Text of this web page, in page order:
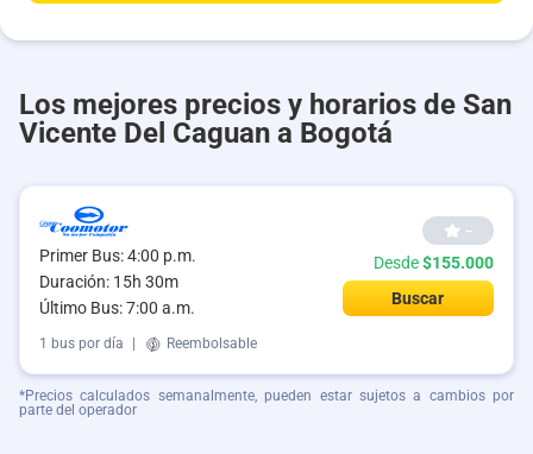
Los mejores precios y horarios de San
Vicente Del Caguan a Bogotá
Primer Bus: 4:00 p.m.
Duración: 15h 30m
Último Bus: 7:00 a.m.
--
Desde$155.000
Buscar
1 bus por día Reembolsable
*Precios calculados semanalmente, pueden estar sujetos a cambios por
parte del operador